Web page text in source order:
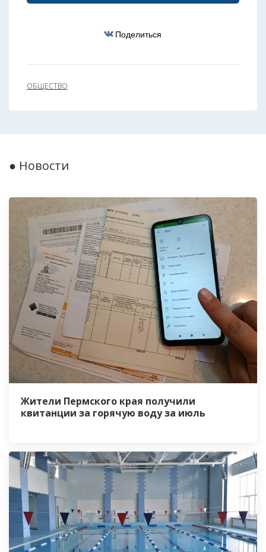
Поделиться
ОБЩЕСТВО
● Новости
Жители Пермского края получили
квитанции за горячую воду за июль